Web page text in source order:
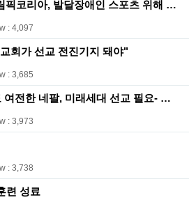
밀알복지재단-스페셜올림픽코리아, 발달장애인 스포츠 위해 손잡다
: 4,097
회가 선교 전진기지 돼야"
: 3,685
[미션리포트] 카스트제도 여전한 네팔, 미래세대 선교 필요- 전훈재 선교사
: 3,973
: 3,738
련 성료